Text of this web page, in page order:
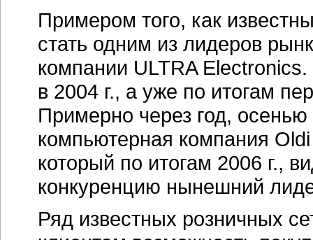
Примером того, как
стать одним из лидеров
компании ULTRA
в 2004 г., а уже по итогам
Примерно через год,
компьютерная компания
который по итогам 2006 г.,
конкуренцию нынешний
Ряд известных розничных